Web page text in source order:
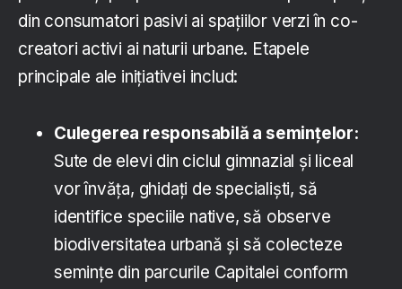
din consumatori pasivi ai spațiilor verzi în co-
creatori activi ai naturii urbane. Etapele
principale ale inițiativei includ:
Culegerea responsabilă a semințelor:
Sute de elevi din ciclul gimnazial și liceal
vor învăța, ghidați de specialiști, să
identifice speciile native, să observe
biodiversitatea urbană și să colecteze
semințe din parcurile Capitalei conform